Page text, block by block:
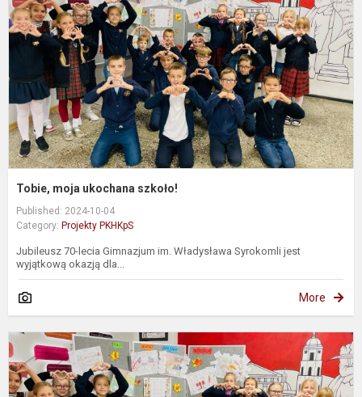
Tobie, moja ukochana szkoło!
Published: 2024-10-04
Category: Projekty PKHKpS
Jubileusz 70-lecia Gimnazjum im. Władysława Syrokomli jest
wyjątkową okazją dla...
More